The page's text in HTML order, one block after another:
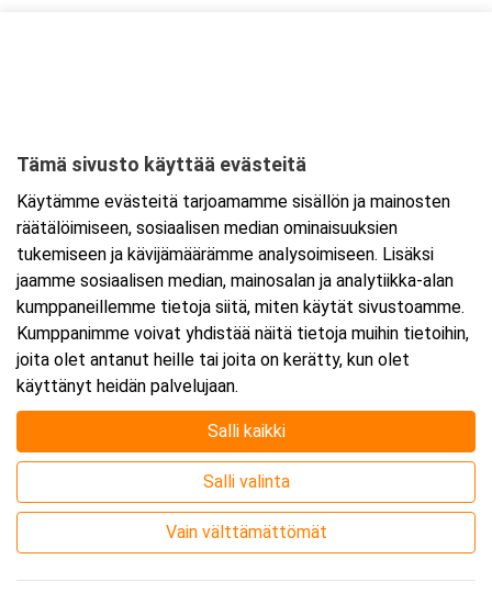
Tarkempi kartta ja ajo-ohjeet
Tämä sivusto käyttää evästeitä
Käytämme evästeitä tarjoamamme sisällön ja mainosten
räätälöimiseen, sosiaalisen median ominaisuuksien
tukemiseen ja kävijämäärämme analysoimiseen. Lisäksi
jaamme sosiaalisen median, mainosalan ja analytiikka-alan
kumppaneillemme tietoja siitä, miten käytät sivustoamme.
Kumppanimme voivat yhdistää näitä tietoja muihin tietoihin,
joita olet antanut heille tai joita on kerätty, kun olet
käyttänyt heidän palvelujaan.
Salli kaikki
Salli valinta
Vain välttämättömät